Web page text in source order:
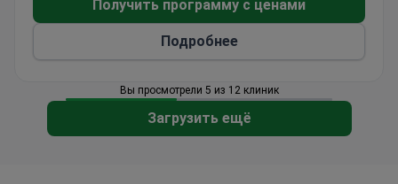
России, Казахстана и Монголии.
Получить программу с ценами
Подробнее
Вы просмотрели 5 из 12 клиник
Загрузить ещё